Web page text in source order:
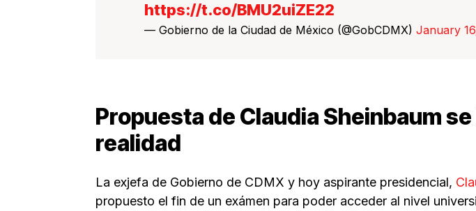
https://t.co/BMU2uiZE22
— Gobierno de la Ciudad de México (@GobCDMX) January
Propuesta de Claudia Sheinbaum
realidad
La exjefa de Gobierno de CDMX y hoy aspirante presidencial,
propuesto el fin de un exámen para poder acceder al nivel